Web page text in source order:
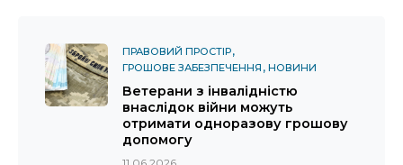
ПРАВОВИЙ ПРОСТІР
ГРОШОВЕ ЗАБЕЗПЕЧЕННЯ НОВИНИ
Ветерани з інвалідністю
внаслідок війни можуть
отримати одноразову грошову
допомогу